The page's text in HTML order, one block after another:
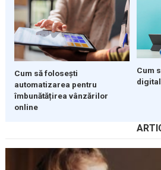
Cum să folosești
automatizarea pentru
îmbunătățirea vânzărilor
online
Cum